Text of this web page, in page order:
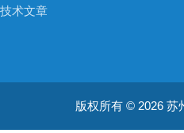
技术文章
版权所有 © 2026